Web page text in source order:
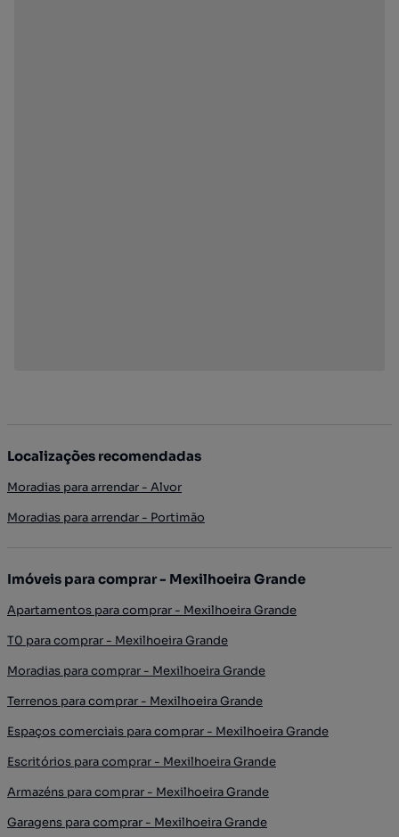
Localizações recomendadas
Moradias para arrendar - Alvor
Moradias para arrendar - Portimão
Imóveis para comprar - Mexilhoeira Grande
Apartamentos para comprar - Mexilhoeira Grande
T0 para comprar - Mexilhoeira Grande
Moradias para comprar - Mexilhoeira Grande
Terrenos para comprar - Mexilhoeira Grande
Espaços comerciais para comprar - Mexilhoeira Grande
Escritórios para comprar - Mexilhoeira Grande
Armazéns para comprar - Mexilhoeira Grande
Garagens para comprar - Mexilhoeira Grande